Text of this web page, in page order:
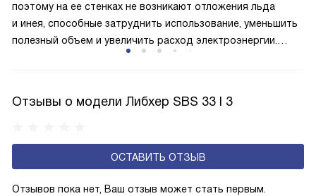
у однокомпрессорного варианта.
поэтому на ее стенках не возникают отложения льда
и инея, способные затруднить использование, уменьшить
полезный объем и увеличить расход электроэнергии.
Отзывы о модели Либхер SBS 33 I 3
ОСТАВИТЬ ОТЗЫВ
Отзывов пока нет, Ваш отзыв может стать первым.